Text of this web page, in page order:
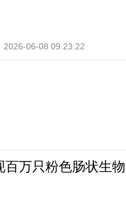
2026-06-08 09:23:22
百万只粉色肠状生